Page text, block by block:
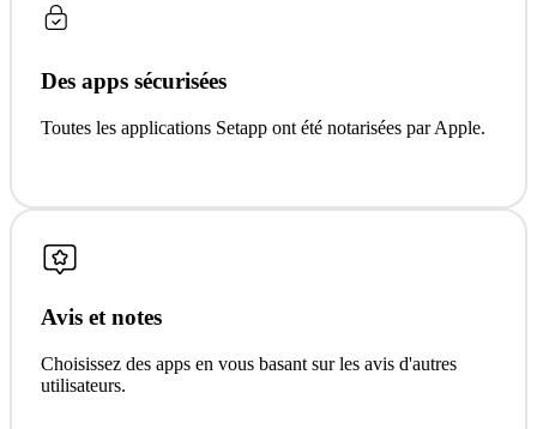
Des apps sécurisées
Toutes les applications Setapp ont été notarisées par Apple.
Avis et notes
Choisissez des apps en vous basant sur les avis d'autres
utilisateurs.